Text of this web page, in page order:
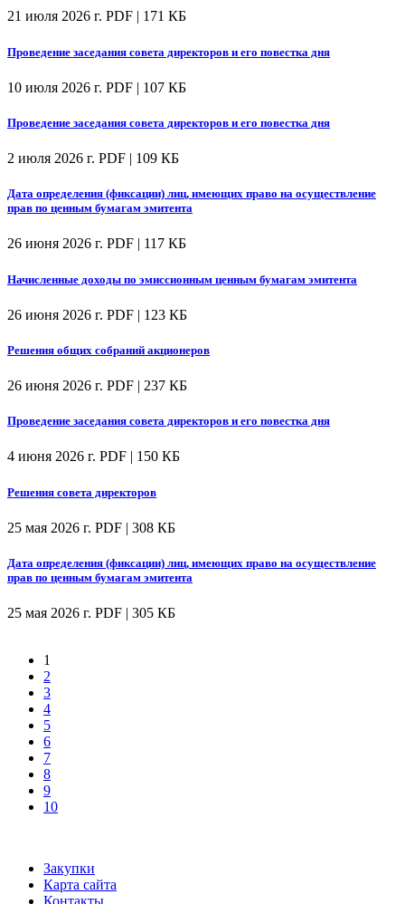
21 июля 2026 г. PDF | 171 КБ
Проведение заседания совета директоров и его повестка дня
10 июля 2026 г. PDF | 107 КБ
Проведение заседания совета директоров и его повестка дня
2 июля 2026 г. PDF | 109 КБ
Дата определения (фиксации) лиц, имеющих право на осуществление
прав по ценным бумагам эмитента
26 июня 2026 г. PDF | 117 КБ
Начисленные доходы по эмиссионным ценным бумагам эмитента
26 июня 2026 г. PDF | 123 КБ
Решения общих собраний акционеров
26 июня 2026 г. PDF | 237 КБ
Проведение заседания совета директоров и его повестка дня
4 июня 2026 г. PDF | 150 КБ
Решения совета директоров
25 мая 2026 г. PDF | 308 КБ
Дата определения (фиксации) лиц, имеющих право на осуществление
прав по ценным бумагам эмитента
25 мая 2026 г. PDF | 305 КБ
1
2
3
4
5
6
7
8
9
10
Закупки
Карта сайта